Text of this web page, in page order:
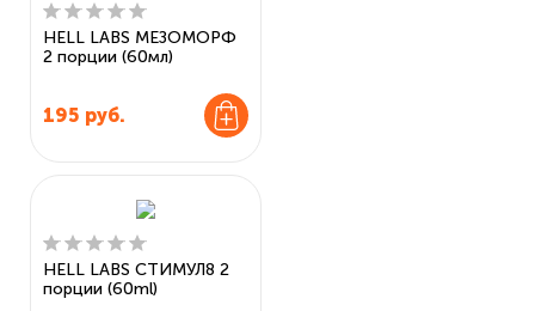
HELL LABS МЕЗОМОРФ
2 порции (60мл)
195 руб.
HELL LABS СТИМУЛ8 2
порции (60ml)